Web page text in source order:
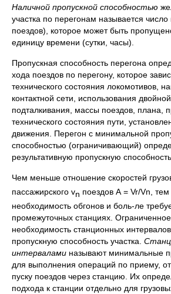
Наличной пропускной способностью
участка по перегонам называется
поездов), которое может быть
единицу времени (сутки, часы).
Пропускная способность перегона
хода поездов по перегону, которое
технического состояния локомотивов,
контактной сети, использования
подталкивания, массы поездов, плана,
технического состояния пути,
движения. Перегон с минимальной
способностью (ограничивающий)
результативную пропускную
Чем меньше отношение скоростей
пассажирского vn поездов А = Vr/Vn,
необходимость обгонов и боль-ле
промежуточных станциях.
необходимость станционных
пропускную способность участка.
интервалами называют минимальные
для выполнения операций по приему,
пуску поездов через станцию. Их
подхода к станции отдельно для